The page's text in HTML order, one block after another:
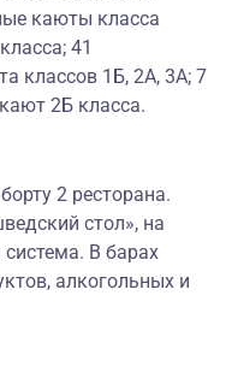
каюты класса
41
классов 1Б, 2А, 3А; 7
2Б класса.
2 ресторана.
стол», на
В барах
алкогольных и